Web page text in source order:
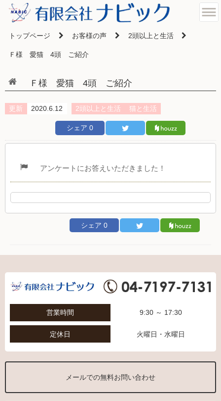
トップページ お客様の声 2頭以上と生活
Ｆ様 愛猫 4頭 ご紹介
Ｆ様 愛猫 4頭 ご紹介
更新 2020.6.12 2頭以上と生活 猫と生活
シェア 0
アンケートにお答えいただきました！
シェア 0
営業時間 9:30 ～ 17:30
定休日 火曜日・水曜日
メールでの無料お問い合わせ